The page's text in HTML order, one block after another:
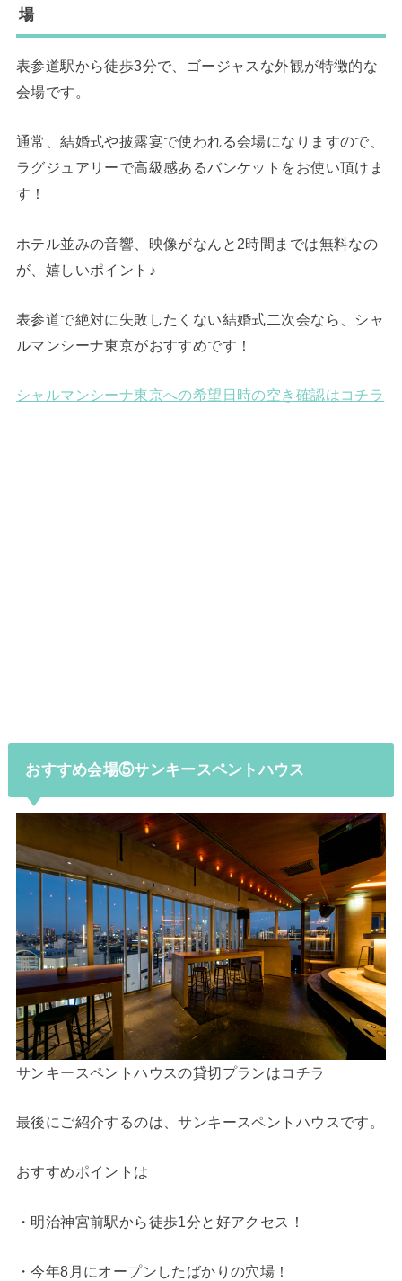
場
表参道駅から徒歩3分で、ゴージャスな外観が特徴的な
会場です。
通常、結婚式や披露宴で使われる会場になりますので、
ラグジュアリーで高級感あるバンケットをお使い頂けま
す！
ホテル並みの音響、映像がなんと2時間までは無料なの
が、嬉しいポイント♪
表参道で絶対に失敗したくない結婚式二次会なら、シャ
ルマンシーナ東京がおすすめです！
シャルマンシーナ東京への希望日時の空き確認はコチラ
おすすめ会場⑤サンキースペントハウス
サンキースペントハウスの貸切プランはコチラ
最後にご紹介するのは、サンキースペントハウスです。
おすすめポイントは
・明治神宮前駅から徒歩1分と好アクセス！
・今年8月にオープンしたばかりの穴場！